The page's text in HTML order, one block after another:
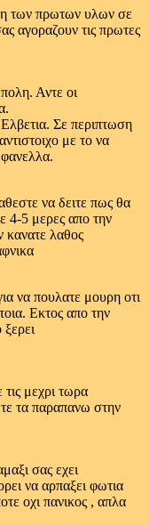
των πρωτων υλων σε
αγοραζουν τις πρωτες
Αντε οι
Ελβετια. Σε περιπτωση
με το να
να δειτε πως θα
4-5 μερες απο την
κανατε λαθος
να πουλατε μουρη οτι
Εκτος απο την
μεχρι τωρα
τα παραπανω στην
σας εχει
να αρπαξει φωτια
οχι πανικος , απλα